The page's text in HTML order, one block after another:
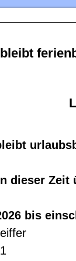
dieser Zeit
bis